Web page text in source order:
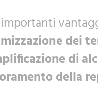
dei
di
della